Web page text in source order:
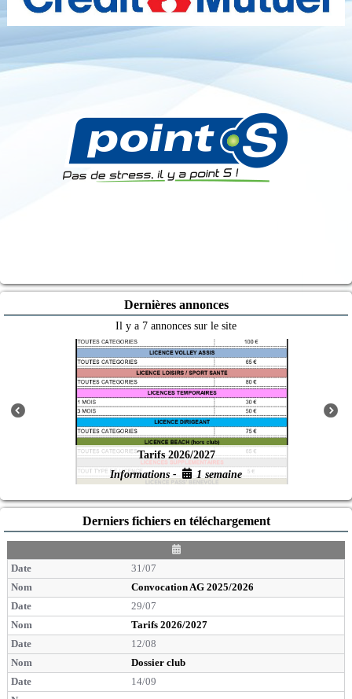
Dernières annonces
Il y a 7 annonces sur le site
Tarifs 2026/2027
Informations -
1 semaine
Derniers fichiers en téléchargement
D
a
e
31/07
Convocation AG 2025/2026
29/07
Tarifs 2026/2027
12/08
Dossier club
14/09